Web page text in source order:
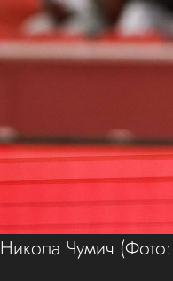
Никола Чумич